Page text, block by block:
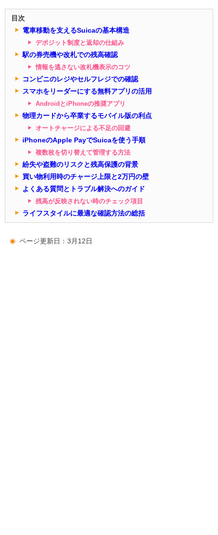
目次
電車移動を支えるSuicaの基本構造
デポジット制度と返却の仕組み
駅の券売機や改札での残高確認
情報を逃さない改札機表示のコツ
コンビニのレジやセルフレジでの確認
スマホをリーダーにする無料アプリの活用
AndroidとiPhoneの推奨アプリ
物理カードから卒業するモバイル版の利点
オートチャージによる不足の回避
iPhoneのApple PayでSuicaを使う手順
複数枚を切り替えて管理する方法
紛失や盗難のリスクと残高保護の背景
買い物利用時のチャージ上限と2万円の壁
よくある質問とトラブル解決へのガイド
残高が反映されない時のチェック項目
ライフスタイルに最適な確認方法の総括
ページ更新日：3月12日